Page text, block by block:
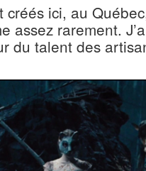
créés ici, au
assez rarement.
du talent des